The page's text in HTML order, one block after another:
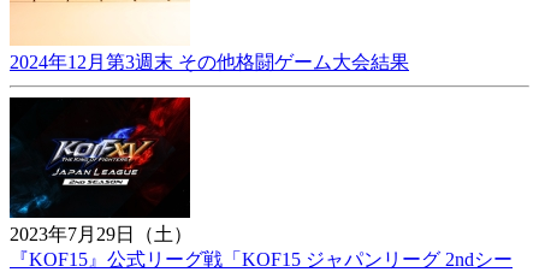
2024年12月第3週末 その他格闘ゲーム大会結果
2023年7月29日（土）
『KOF15』公式リーグ戦「KOF15 ジャパンリーグ 2ndシー